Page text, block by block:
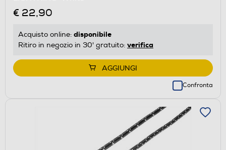
€ 22,90
Acquisto online: disponibile
Ritiro in negozio in 30' gratuito: verifica
AGGIUNGI
Confronta